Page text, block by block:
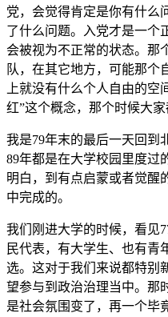
党，会觉得肯定是你有什么
了什么问题。入党才是一个
会被视为不正常的状态。那
队，在其它地方，可能那个
上就没有什么个人自由的
红”这个概念，那个时候大
我是79年末的最后一天回到
89年都是在大学校园里度过
明白，到有点启蒙或者觉醒
中完成的。
我们刚进大学的时候，看见
民代表，有大学生、也有青
选。这对于我们来说都特别
望参与到政治治理当中。那
是社会氛围变了，再一个毕